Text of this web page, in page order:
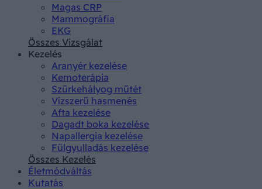
Magas CRP
Mammográfia
EKG
Összes Vizsgálat
Kezelés
Aranyér kezelése
Kemoterápia
Szürkehályog műtét
Vízszerű hasmenés
Afta kezelése
Dagadt boka kezelése
Napallergia kezelése
Fülgyulladás kezelése
Összes Kezelés
Életmódváltás
Kutatás